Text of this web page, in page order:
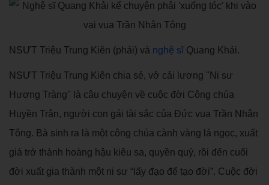
NSƯT Triệu Trung Kiên (phải) và nghệ sĩQuang Khải.
NSƯT Triệu Trung Kiên chia sẻ, vở cải lương "Ni sư
Hương Tràng" là câu chuyện về cuộc đời Công chúa
Huyền Trân, người con gái tài sắc của Đức vua Trần Nhân
Tông. Bà sinh ra là một công chúa cành vàng lá ngọc, xuất
giá trở thành hoàng hậu kiêu sa, quyền quý, rồi đến cuối
đời xuất gia thành một ni sư “lấy đạo để tạo đời”. Cuộc đời